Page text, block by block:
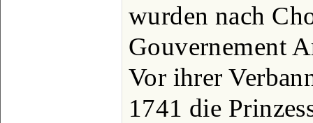
wurden nach
Gouvernement
Vor ihrer
1741 die